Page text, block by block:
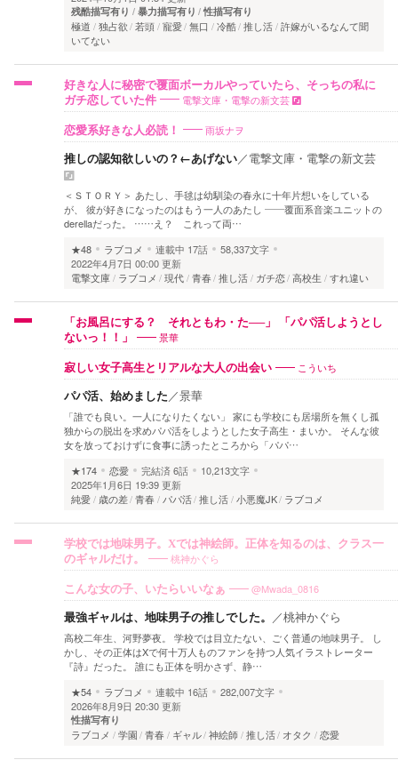
残酷描写有り 暴力描写有り 性描写有り
極道 独占欲 若頭 寵愛 無口 冷酷 推し活 許嫁がいるなんて聞
いてない
好きな人に秘密で覆面ボーカルやっていたら、そっちの私に
ガチ恋していた件
電撃文庫・電撃の新文芸
恋愛系好きな人必読！ 雨坂ナヲ
推しの認知欲しいの？←あげない／電撃文庫・電撃の新文芸
＜ＳＴＯＲＹ＞ あたし、手毬は幼馴染の春永に十年片想いをしている
が、 彼が好きになったのはもう一人のあたし ――覆面系音楽ユニットの
derellaだった。 ……え？ これって両…
★48
ラブコメ 連載中 17話
58,337文字
2022年4月7日 00:00 更新
電撃文庫
ラブコメ 現代 青春 推し活 ガチ恋 高校生 すれ違い
「お風呂にする？ それともわ・た──」 「パパ活しようとし
ないっ！！」
景華
寂しい女子高生とリアルな大人の出会い こういち
パパ活、始めました／景華
「誰でも良い。一人になりたくない」 家にも学校にも居場所を無くし孤
独からの脱出を求めパパ活をしようとした女子高生・まいか。 そんな彼
女を放っておけずに食事に誘ったところから「パパ…
★174
恋愛 完結済6話
10,213文字
2025年1月6日 19:39 更新
純愛
歳の差 青春 パパ活 推し活 小悪魔JK ラブコメ
学校では地味男子。Xでは神絵師。正体を知るのは、クラス一
のギャルだけ。
桃神かぐら
こんな女の子、いたらいいなぁ @Mwada_0816
最強ギャルは、地味男子の推しでした。 ／桃神かぐら
高校二年生、河野夢夜。 学校では目立たない、ごく普通の地味男子。 し
かし、その正体はXで何十万人ものファンを持つ人気イラストレーター
『詩』だった。 誰にも正体を明かさず、静…
★54
ラブコメ 連載中 16話
282,007文字
2026年8月9日 20:30 更新
性描写有り
ラブコメ 学園 青春 ギャル 神絵師 推し活 オタク 恋愛